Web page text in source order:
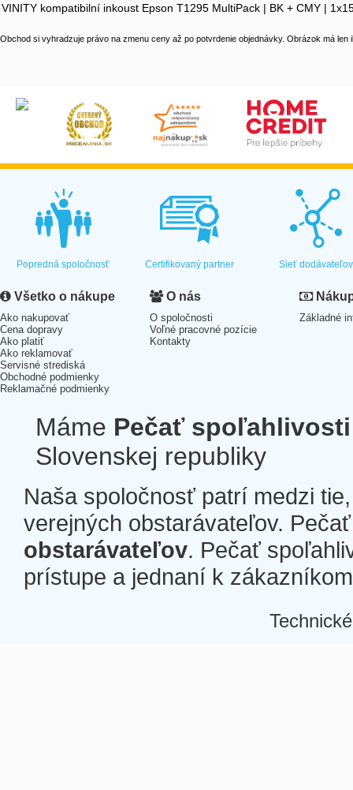
VINITY kompatibilní inkoust Epson T1295 MultiPack | BK + CMY |
Obchod si vyhradzuje právo na zmenu ceny až po potvrdenie objednávky. Obrázok má len
Popredná spoločnosť Certifikovaný partner Sieť dodávateľov
Všetko o nákupe
Ako nakupovať
Cena dopravy
Ako platiť
Ako reklamovať
Servisné strediská
Obchodné podmienky
Reklamačné podmienky
O nás
O spoločnosti
Voľné pracovné pozície
Kontakty
Základné
Máme Pečať spoľahlivosti
Slovenskej republiky
Naša spoločnosť patrí medzi
verejných obstarávateľov.
obstarávateľov. Pečať
prístupe a jednaní k